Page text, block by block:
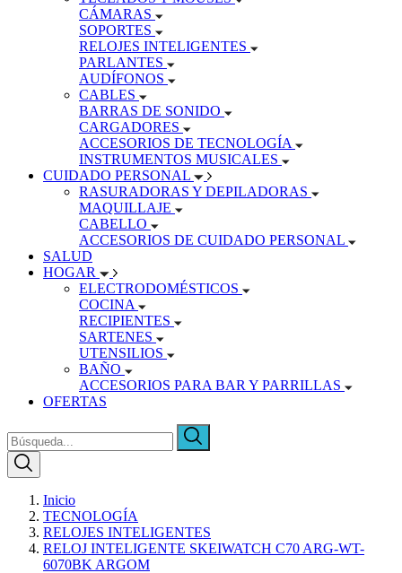
CÁMARAS
SOPORTES
RELOJES INTELIGENTES
PARLANTES
AUDÍFONOS
CABLES
BARRAS DE SONIDO
CARGADORES
ACCESORIOS DE TECNOLOGÍA
INSTRUMENTOS MUSICALES
CUIDADO PERSONAL
RASURADORAS Y DEPILADORAS
MAQUILLAJE
CABELLO
ACCESORIOS DE CUIDADO PERSONAL
SALUD
HOGAR
ELECTRODOMÉSTICOS
COCINA
RECIPIENTES
SARTENES
UTENSILIOS
BAÑO
ACCESORIOS PARA BAR Y PARRILLAS
OFERTAS
Inicio
TECNOLOGÍA
RELOJES INTELIGENTES
RELOJ INTELIGENTE SKEIWATCH C70 ARG-WT-
6070BK ARGOM